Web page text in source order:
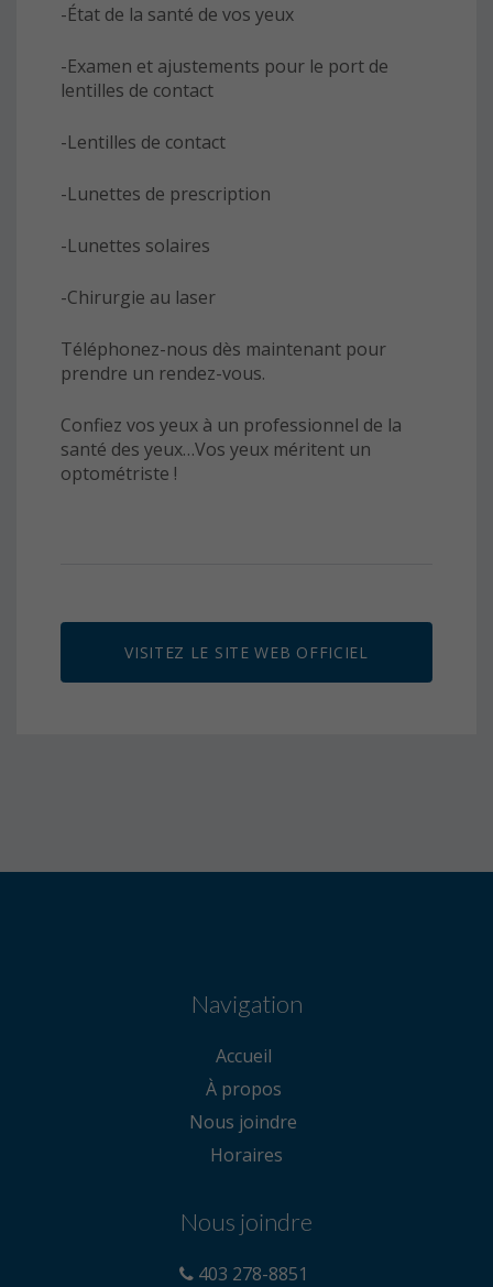
-État de la santé de vos yeux
-Examen et ajustements pour le port de
lentilles de contact
-Lentilles de contact
-Lunettes de prescription
-Lunettes solaires
-Chirurgie au laser
Téléphonez-nous dès maintenant pour
prendre un rendez-vous.
Confiez vos yeux à un professionnel de la
santé des yeux…Vos yeux méritent un
optométriste !
VISITEZ LE SITE WEB OFFICIEL
Navigation
Accueil
À propos
Nous joindre
Horaires
Nous joindre
403 278-8851